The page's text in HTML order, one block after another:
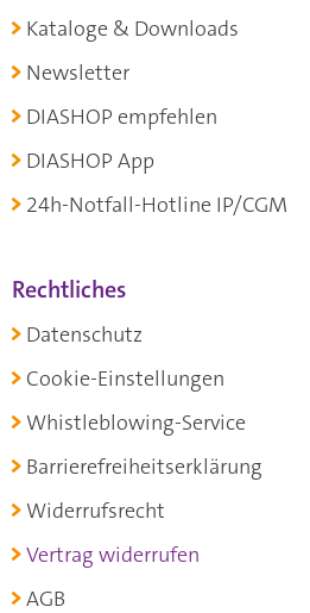
Kataloge & Downloads
Newsletter
DIASHOP empfehlen
DIASHOP App
24h-Notfall-Hotline IP/CGM
Rechtliches
Datenschutz
Cookie-Einstellungen
Whistleblowing-Service
Barrierefreiheitserklärung
Widerrufsrecht
Vertrag widerrufen
AGB